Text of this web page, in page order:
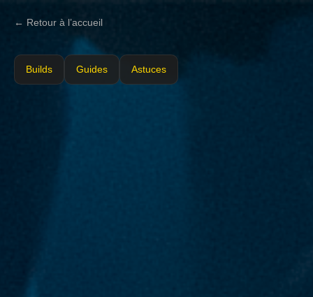
← Retour à l’accueil
Builds Guides Astuces